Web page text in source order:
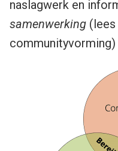
naslagwerk en
samenwerking